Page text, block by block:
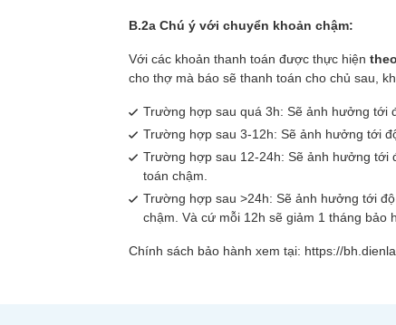
B.2a Chú ý với chuyển khoản chậm:
Với các khoản thanh toán được thực hiện
cho thợ mà báo sẽ thanh toán cho chủ sau,
Trường hợp sau quá 3h: Sẽ ảnh hưởng tới
Trường hợp sau 3-12h: Sẽ ảnh hưởng tới
Trường hợp sau 12-24h: Sẽ ảnh hưởng tới
toán chậm.
Trường hợp sau >24h: Sẽ ảnh hưởng tới
chậm. Và cứ mỗi 12h sẽ giảm 1 tháng bảo
Chính sách bảo hành xem tại: https://